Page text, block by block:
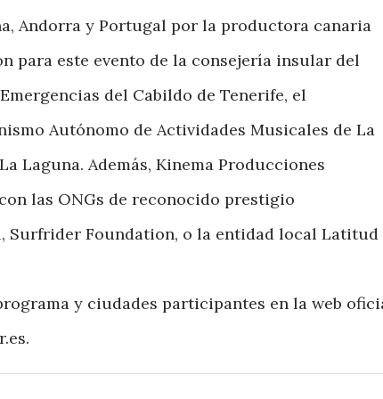
Andorra y Portugal por la productora canaria
para este evento de la consejería insular del
del Cabildo de Tenerife, el
Autónomo de Actividades Musicales de La
Laguna. Además, Kinema Producciones
las ONGs de reconocido prestigio
Surfrider Foundation, o la entidad local Latitud
y ciudades participantes en la web